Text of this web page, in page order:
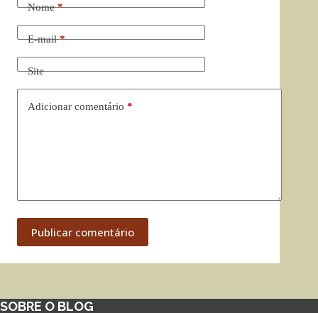
Nome*
E-mail*
Site
Adicionar comentário *
Publicar comentário
SOBRE O BLOG